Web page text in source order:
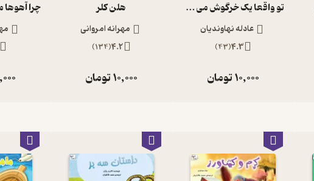
تو واقعا یک خرگوش می خوای؟
عادله نهاوندیان
4.3
(
43
)
10,000تومان
هلن کلر
مهرانه امروانی
4.2
(
134
)
10,000تومان